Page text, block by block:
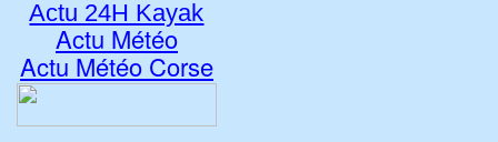
Actu 24H Kayak
Actu Météo
Actu Météo Corse